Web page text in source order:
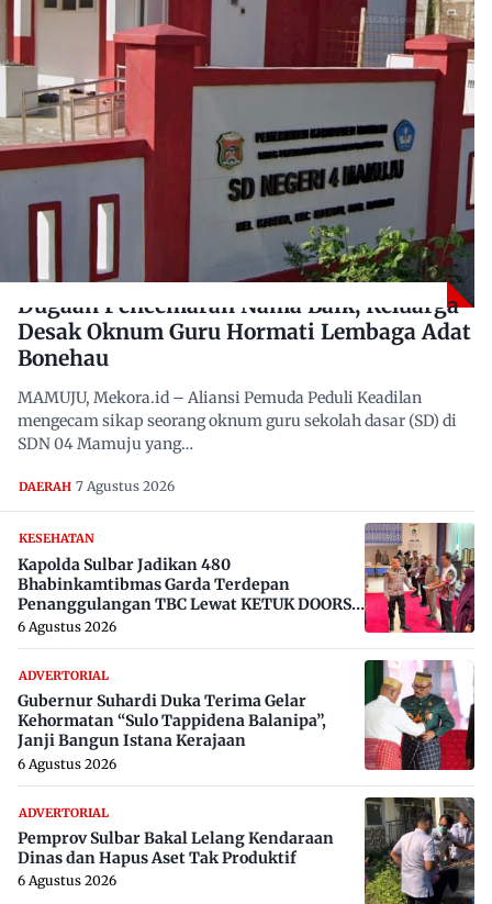
Dugaan Pencemaran Nama Baik, Keluarga
Desak Oknum Guru Hormati Lembaga Adat
Bonehau
MAMUJU, Mekora.id – Aliansi Pemuda Peduli Keadilan
mengecam sikap seorang oknum guru sekolah dasar (SD) di
SDN 04 Mamuju yang…
DAERAH 7 Agustus 2026
KESEHATAN
Kapolda Sulbar Jadikan 480
Bhabinkamtibmas Garda Terdepan
Penanggulangan TBC Lewat KETUK DOORS
di 650 Desa
6 Agustus 2026
ADVERTORIAL
Gubernur Suhardi Duka Terima Gelar
Kehormatan “Sulo Tappidena Balanipa”,
Janji Bangun Istana Kerajaan
6 Agustus 2026
ADVERTORIAL
Pemprov Sulbar Bakal Lelang Kendaraan
Dinas dan Hapus Aset Tak Produktif
6 Agustus 2026